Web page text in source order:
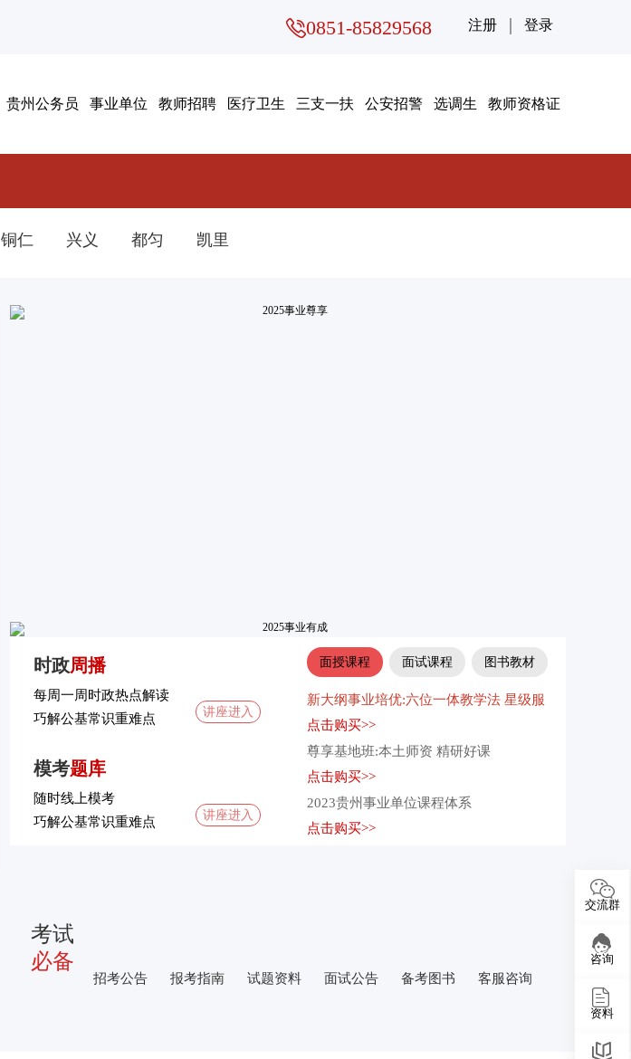
0851-85829568 注册 登录
贵州公务员 事业单位 教师招聘 医疗卫生 三支一扶 公安招警 选调生 教师资格证
铜仁 兴义 都匀 凯里
时政周播
每周一周时政热点解读
巧解公基常识重难点
讲座进入
模考题库
随时线上模考
巧解公基常识重难点
讲座进入
面授课程 面试课程 图书教材
新大纲事业培优:六位一体教学法 星级服
务
点击购买>>
尊享基地班:本土师资 精研好课
点击购买>>
2023贵州事业单位课程体系
点击购买>>
考试
必备
招考公告 报考指南 试题资料 面试公告 备考图书 客服咨询
交流群
咨询
资料